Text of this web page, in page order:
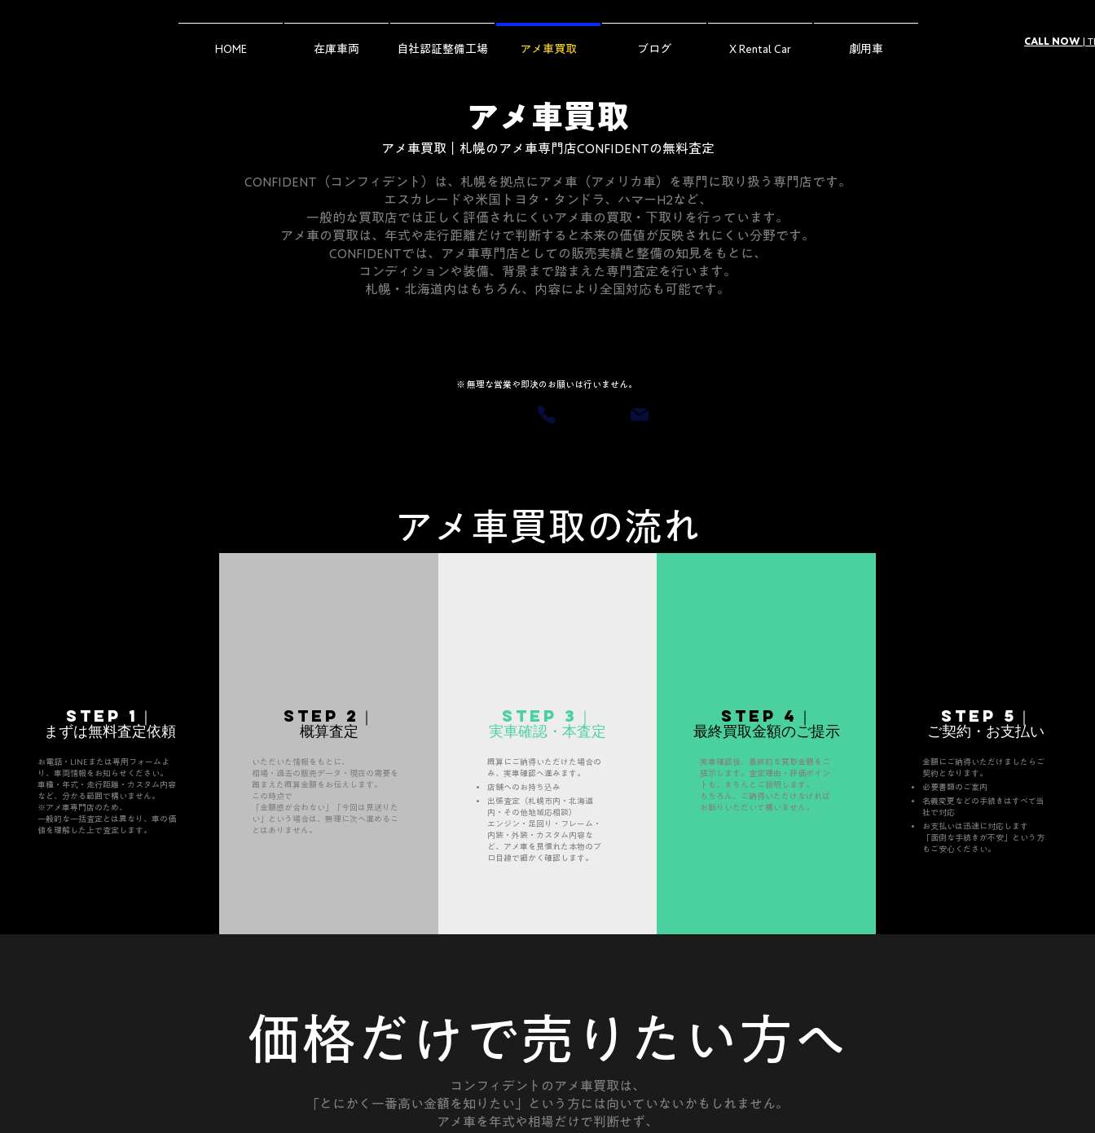
HOME 在庫車両 自社認証整備工場 アメ車買取 ブログ X Rental Car 劇用車
CALL NOW |
アメ車買取
アメ車買取｜札幌のアメ車専門店CONFIDENTの無料査定
CONFIDENT（コンフィデント）は、札幌を拠点にアメ車（アメリカ車）を専門に取り扱う専門店です。
エスカレードや米国トヨタ・タンドラ、ハマーH2など、
一般的な買取店では正しく評価されにくいアメ車の買取・下取りを行っています。
アメ車の買取は、年式や走行距離だけで判断すると本来の価値が反映されにくい分野です。
CONFIDENTでは、アメ車専門店としての販売実績と整備の知見をもとに、
コンディションや装備、背景まで踏まえた専門査定を行います。
札幌・北海道内はもちろん、内容により全国対応も可能です。
※ 無理な営業や即決のお願いは行いません。
アメ車買取の流れ
STEP 1｜
まずは無料査定依頼
お電話・LINEまたは専用フォームよ
り、車両情報をお知らせください。
車種・年式・走行距離・カスタム内容
など、分かる範囲で構いません。
※アメ車専門店のため、
一般的な一括査定とは異なり、車の価
値を理解した上で査定します。
STEP 2｜
概算査定
いただいた情報をもとに、
相場・過去の販売データ・現在の需要を
踏まえた概算金額をお伝えします。
この時点で
「金額感が合わない」「今回は見送りた
い」という場合は、無理に次へ進めるこ
とはありません。​
STEP 3｜
実車確認・本査定
概算にご納得いただけた場合の
み、実車確認へ進みます。
店舗へのお持ち込み
出張査定（札幌市内・北海道
内・その他地域応相談）
エンジン・足回り・フレーム・
内装・外装・カスタム内容な
ど、アメ車を見慣れた本物のプ
ロ目線で細かく確認します。
STEP 4｜
最終買取金額のご提示
実車確認後、最終的な買取金額をご
提示します。査定理由・評価ポイン
トも、きちんとご説明します。
もちろん、ご納得いただけなければ
お断りいただいて構いません。
STEP 5｜
ご契約・お支払い
金額にご納得いただけましたらご
契約となります。
必要書類のご案内
名義変更などの手続きはすべて当
社で対応
お支払いは迅速に対応します
「面倒な手続きが不安」という方
もご安心ください。
価格だけで売りたい方へ
コンフィデントのアメ車買取は、
「とにかく一番高い金額を知りたい」という方には向いていないかもしれません。
アメ車を年式や相場だけで判断せず、